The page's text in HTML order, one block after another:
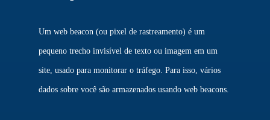
Um web beacon (ou pixel de rastreamento) é um
pequeno trecho invisível de texto ou imagem em um
site, usado para monitorar o tráfego. Para isso, vários
dados sobre você são armazenados usando web beacons.